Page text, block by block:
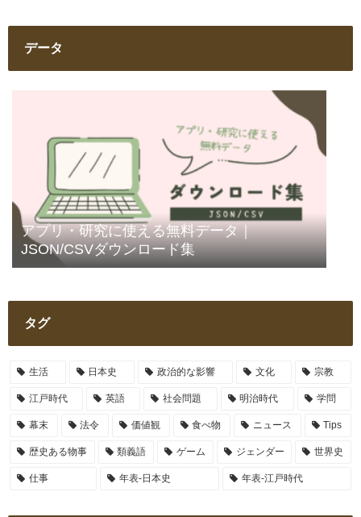
データ
アプリ・研究に使える無料データ｜
JSON/CSVダウンロード集
タグ
生活 日本史 政治的な影響 文化 宗教
江戸時代 英語 社会問題 明治時代 学問
幕末 法令 価値観 食べ物 ニュース Tips
歴史ある物事 類義語 ゲーム ジェンダー 世界史
仕事 年表-日本史 年表-江戸時代